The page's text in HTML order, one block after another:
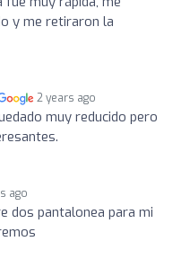
y me retiraron la
2 years ago
muy reducido pero
ago
dos pantalonea para mi